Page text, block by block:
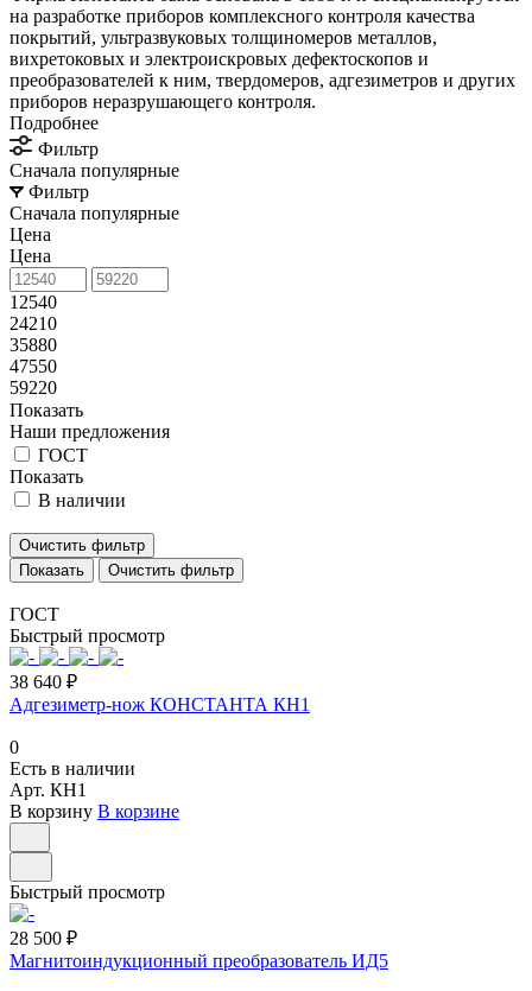
на разработке приборов комплексного контроля качества
покрытий, ультразвуковых толщиномеров металлов,
вихретоковых и электроискровых дефектоскопов и
преобразователей к ним, твердомеров, адгезиметров и других
приборов неразрушающего контроля.
Подробнее
Фильтр
Сначала популярные
Фильтр
Сначала популярные
Цена
Цена
12540
24210
35880
47550
59220
Показать
Наши предложения
ГОСТ
Показать
В наличии
Очистить фильтр
Очистить фильтр
ГОСТ
Быстрый просмотр
38 640 ₽
Адгезиметр-нож КОНСТАНТА КН1
0
Есть в наличии
Арт. КН1
В корзину В корзине
Быстрый просмотр
28 500 ₽
Магнитоиндукционный преобразователь ИД5